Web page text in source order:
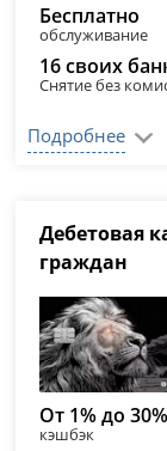
Бесплатно
обслуживание
16 своих
Снятие без
Подробнее
Дебетовая
граждан
От 1% до 30%
кэшбэк